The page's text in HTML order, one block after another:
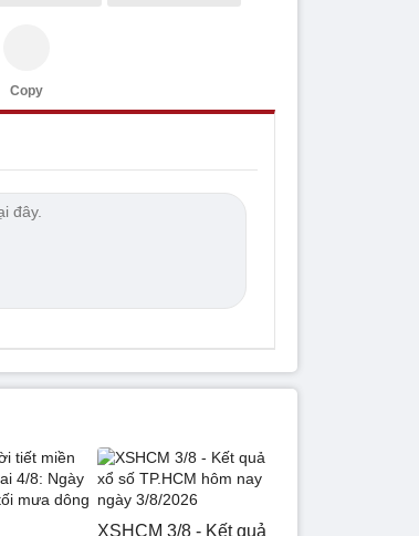
Copy
XSHCM 3/8 - Kết quả